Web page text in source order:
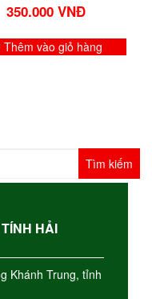
350.000VNĐ
Thêm vào giỏ hàng
HẢI
Khánh Trung, tỉnh